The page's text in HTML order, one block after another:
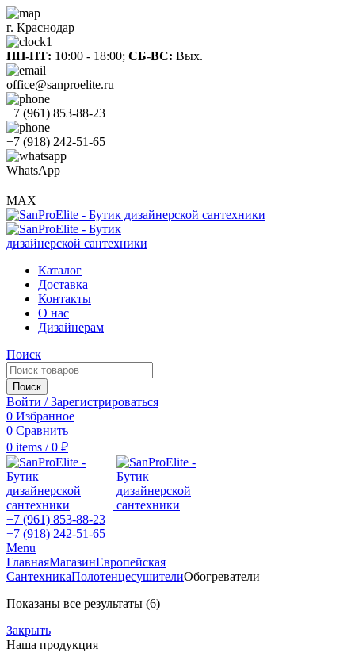
г. Краснодар
ПН-ПТ: 10:00 - 18:00; СБ-ВС: Вых.
office@sanproelite.ru
+7 (961) 853-88-23
+7 (918) 242-51-65
WhatsApp
MAX
Каталог
Доставка
Контакты
О нас
Дизайнерам
Поиск
Поиск
Войти / Зарегистрироваться
0 Избранное
0 Сравнить
0 items / 0 ₽
+7 (961) 853-88-23
+7 (918) 242-51-65
Menu
ГлавнаяМагазинЕвропейская
СантехникаПолотенцесушителиОбогреватели
Показаны все результаты (6)
Закрыть
Наша продукция